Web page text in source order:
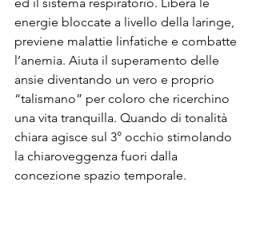
energie bloccate a livello della laringe,
previene malattie linfatiche e combatte
l’anemia. Aiuta il superamento delle
ansie diventando un vero e proprio
“talismano” per coloro che ricerchino
una vita tranquilla. Quando di tonalità
chiara agisce sul 3° occhio stimolando
la chiaroveggenza fuori dalla
concezione spazio temporale.